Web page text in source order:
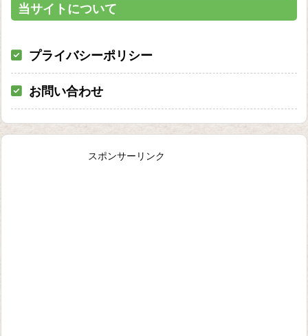
当サイトについて
プライバシーポリシー
お問い合わせ
スポンサーリンク